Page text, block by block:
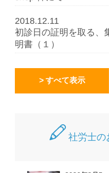
2018.12.11
初診日の証明を取る
明書（１）
> すべて表示
社労士の